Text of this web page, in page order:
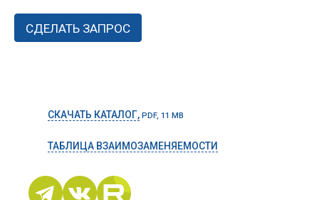
СКАЧАТЬ КАТАЛОГ, PDF, 11 MB
ТАБЛИЦА ВЗАИМОЗАМЕНЯЕМОСТИ